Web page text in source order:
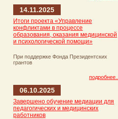
14.11.2025
Итоги проекта «Управление
конфликтами в процессе
образования, оказания медицинской
и психологической помощи»
При поддержке Фонда Президентских
грантов
подробнее...
06.10.2025
Завершено обучение медиации для
педагогических и медицинских
работников